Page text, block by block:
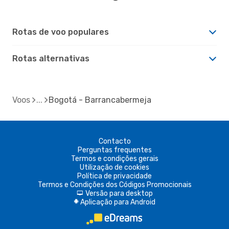
Rotas de voo populares
Rotas alternativas
Voos Bogotá - Barrancabermeja
Contacto
Perguntas frequentes
Termos e condições gerais
Utilização de cookies
Política de privacidade
Termos e Condições dos Códigos Promocionais
d Versão para desktop
A Aplicação para Android